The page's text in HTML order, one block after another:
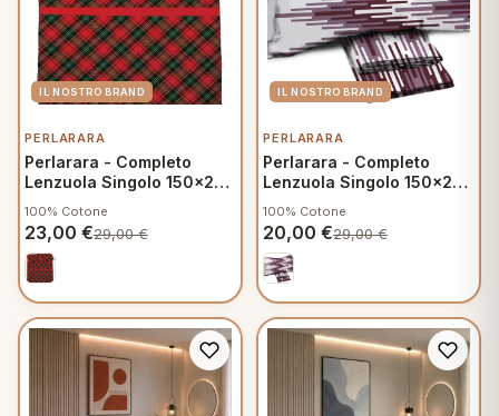
PERLARARA
Perlarara - Completo
Lenzuola Singolo 150x295
100% Cotone
23,00 €29,00€
PERLARARA
Perlarara - Completo
Lenzuola Singolo 150x295
100% Cotone
20,00 €29,00€